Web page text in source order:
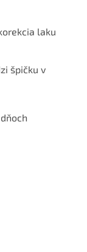
laku
špičku v